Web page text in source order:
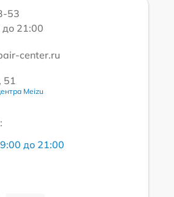
53
21:00
center.ru
51
Meizu
до 21:00